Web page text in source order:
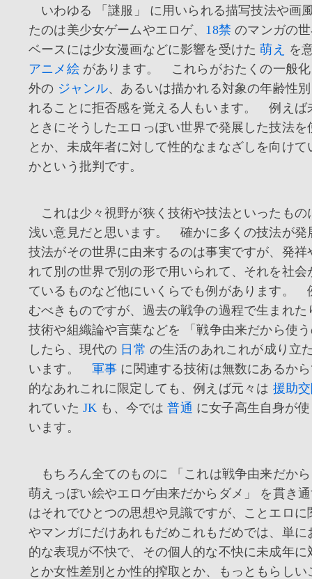
いわゆる 「謎服」 に用いられる描写技法や画
たのは美少女ゲームやエロゲ、 18禁 のマンガの
ベースには少女漫画などに影響を受けた萌え
を
アニメ絵があります。 これらがおたくの一般化
外の ジャンル、あるいは描かれる対象の年齢性
れることに拒否感を覚える人もいます。 例えば
ときにそうしたエロっぽい世界で発展した技法を
とか、未成年者に対して性的なまなざしを向けて
かという批判です。
これは少々視野が狭く技術や技法といったもの
浅い意見だと思います。 確かに多くの技法が発
技法がその世界に由来するのは事実ですが、発祥
れて別の世界で別の形で用いられて、それを社会
ているものなど他にいくらでも例があります。
むべきものですが、過去の戦争の過程で生まれた
技術や組織論や言葉などを 「戦争由来だから使
したら、現代の 日常 の生活のあれこれが成り立
います。 軍事 に関連する技術は無数にあるか
的なあれこれに限定しても、例えば元々は 援助
れていた JK も、今では普通 に女子高生自身が
います。
もちろん全てのものに 「これは戦争由来だか
萌えっぽい絵やエロゲ由来だからダメ」 を貫き
はそれでひとつの思想や見識ですが、ことエロに
やマンガにだけあれもだめこれもだめでは、単に
的な表現が不快で、その個人的な不快に未成年に
とか女性差別とか性的搾取とか、もっともらしい